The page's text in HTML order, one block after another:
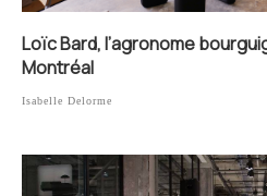
Loïc Bard, l’agronome
Montréal
Isabelle Delorme